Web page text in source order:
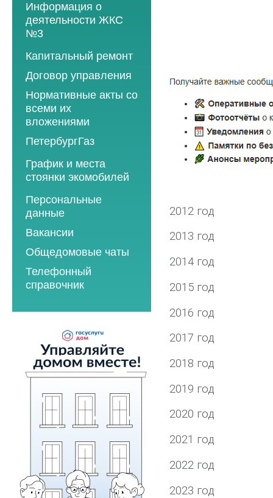
Информация о
деятельности ЖКС
№3
Программы
2013 год
2014 год
2015 год
2016 год
2017 год
2018 год
2021 год
2022 год
2025 год
2026 год
Мероприятия по
энергосбережению
2019 год
Капитальный ремонт
Договор управления
Нормативные акты со
всеми их
вложениями
ПетербургГаз
2018 год
2019 год
2020 год
2021 год
2022 год
2023 год
2024 год
График и места
стоянки экомобилей
2019 год
2020 год
2021 год
2022 год
2023 год
2024 год
2025 год
2026 год
Персональные
данные
Вакансии
Общедомовые чаты
Телефонный
справочник
2012 год
2013 год
2014 год
2015 год
2016 год
2017 год
2018 год
2019 год
2020 год
2021 год
2022 год
2023 год